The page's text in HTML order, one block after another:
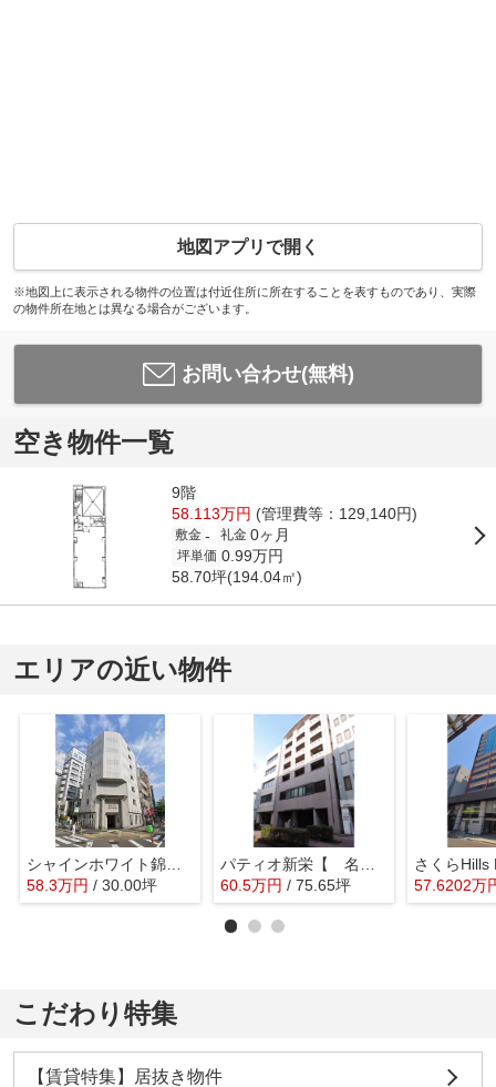
地図アプリで開く
※地図上に表示される物件の位置は付近住所に所在することを表すものであり、実際
の物件所在地とは異なる場合がございます。
お問い合わせ(無料)
空き物件一覧
9階
58.113万円 (管理費等：129,140円)
敷金 - 礼金 0ヶ月
坪単価 0.99万円
58.70坪(194.04㎡)
エリアの近い物件
シャインホワイト錦ビル【 飲食系おすすめ 】
58.3万円 / 30.00坪
60.5万円 / 75.65坪 57.6202万
こだわり特集
【賃貸特集】居抜き物件